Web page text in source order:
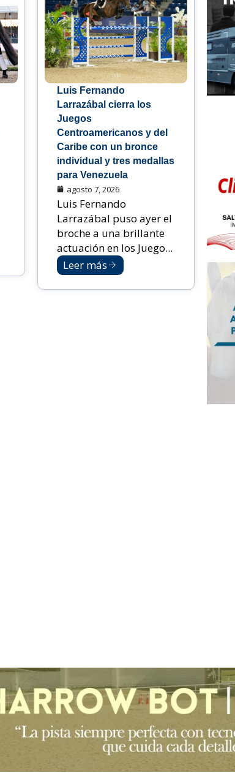
Luis Fernando
Larrazábal cierra los
Juegos
Centroamericanos y del
Caribe con un bronce
individual y tres medallas
para Venezuela
agosto 7, 2026
Luis Fernando
Larrazábal puso ayer el
broche a una brillante
actuación en los Juego...
Leer más